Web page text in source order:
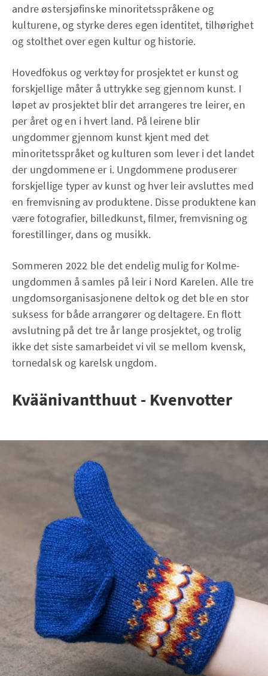
andre østersjøfinske minoritetsspråkene og
kulturene, og styrke deres egen identitet, tilhørighet
og stolthet over egen kultur og historie.
Hovedfokus og verktøy for prosjektet er kunst og
forskjellige måter å uttrykke seg gjennom kunst. I
løpet av prosjektet blir det arrangeres tre leirer, en
per året og en i hvert land. På leirene blir
ungdommer gjennom kunst kjent med det
minoritetsspråket og kulturen som lever i det landet
der ungdommene er i. Ungdommene produserer
forskjellige typer av kunst og hver leir avsluttes med
en fremvisning av produktene. Disse produktene kan
være fotografier, billedkunst, filmer, fremvisning og
forestillinger, dans og musikk.
Sommeren 2022 ble det endelig mulig for Kolme-
ungdommen å samles på leir i Nord Karelen. Alle tre
ungdomsorganisasjonene deltok og det ble en stor
suksess for både arrangører og deltagere. En flott
avslutning på det tre år lange prosjektet, og trolig
ikke det siste samarbeidet vi vil se mellom kvensk,
tornedalsk og karelsk ungdom.
Kväänivantthuut - Kvenvotter